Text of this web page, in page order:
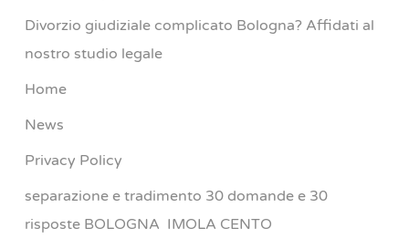
Divorzio giudiziale complicato Bologna? Affidati al
nostro studio legale
Home
News
Privacy Policy
separazione e tradimento 30 domande e 30
risposte BOLOGNA IMOLA CENTO